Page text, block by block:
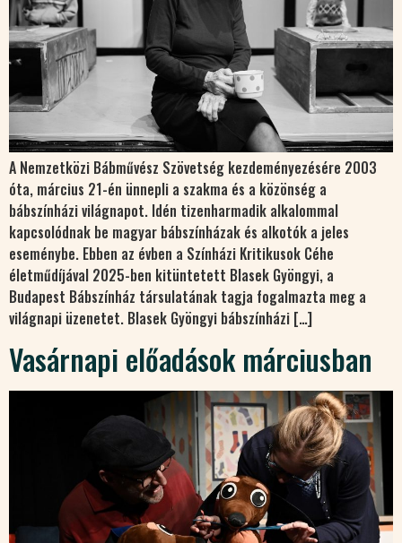
A Nemzetközi Bábművész Szövetség kezdeményezésére 2003
óta, március 21-én ünnepli a szakma és a közönség a
bábszínházi világnapot. Idén tizenharmadik alkalommal
kapcsolódnak be magyar bábszínházak és alkotók a jeles
eseménybe. Ebben az évben a Színházi Kritikusok Céhe
életműdíjával 2025-ben kitüntetett Blasek Gyöngyi, a
Budapest Bábszínház társulatának tagja fogalmazta meg a
világnapi üzenetet. Blasek Gyöngyi bábszínházi […]
Vasárnapi előadások márciusban